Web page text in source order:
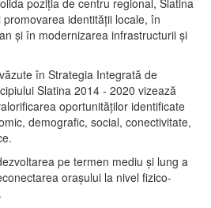
identităţii locale, în
şi în modernizarea infrastructurii şi
în Strategia Integrată de
Slatina 2014 - 2020 vizează
oportunităţilor identificate
demografic, social, conectivitate,
pe termen mediu şi lung a
oraşului la nivel fizico-